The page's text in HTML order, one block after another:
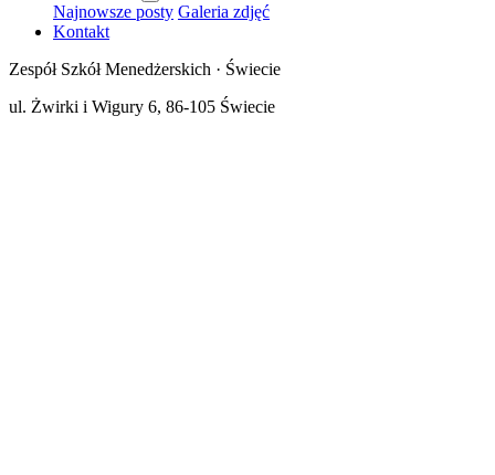
Najnowsze posty Galeria zdjęć
Kontakt
Zespół Szkół Menedżerskich · Świecie
ul. Żwirki i Wigury 6, 86-105 Świecie